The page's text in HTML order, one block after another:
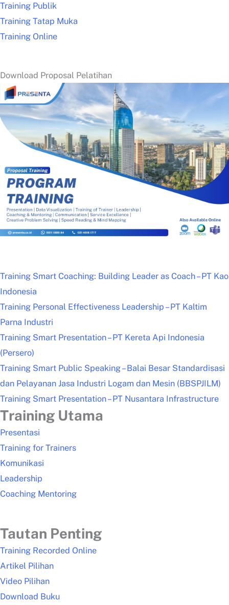
Training Publik
Training Tatap Muka
Training Online
Download Proposal Pelatihan
Training Smart Coaching: Building Leader as Coach – PT Kao
Indonesia
Training Personal Effectiveness Leadership – PT Kaltim
Parna Industri
Training Smart Presentation – PT Kereta Api Indonesia
(Persero)
Training Smart Public Speaking – Balai Besar Standardisasi
dan Pelayanan Jasa Industri Logam dan Mesin (BBSPJILM)
Training Smart Presentation – PT Nusantara Infrastructure
Training Utama
Presentasi
Training for Trainers
Komunikasi
Leadership
Coaching Mentoring
Tautan Penting
Training Recorded Online
Artikel Pilihan
Video Pilihan
Download Buku